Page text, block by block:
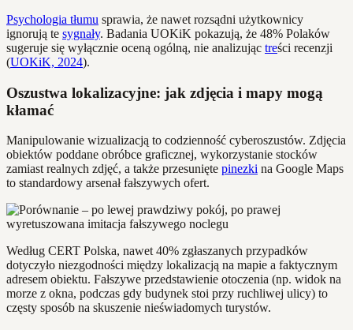
Psychologia tłumu sprawia, że nawet rozsądni użytkownicy
ignorują te sygnały. Badania UOKiK pokazują, że 48% Polaków
sugeruje się wyłącznie oceną ogólną, nie analizując treści recenzji
(UOKiK, 2024).
Oszustwa lokalizacyjne: jak zdjęcia i mapy mogą
kłamać
Manipulowanie wizualizacją to codzienność cyberoszustów. Zdjęcia
obiektów poddane obróbce graficznej, wykorzystanie stocków
zamiast realnych zdjęć, a także przesunięte pinezki na Google Maps
to standardowy arsenał fałszywych ofert.
Według CERT Polska, nawet 40% zgłaszanych przypadków
dotyczyło niezgodności między lokalizacją na mapie a faktycznym
adresem obiektu. Fałszywe przedstawienie otoczenia (np. widok na
morze z okna, podczas gdy budynek stoi przy ruchliwej ulicy) to
częsty sposób na skuszenie nieświadomych turystów.